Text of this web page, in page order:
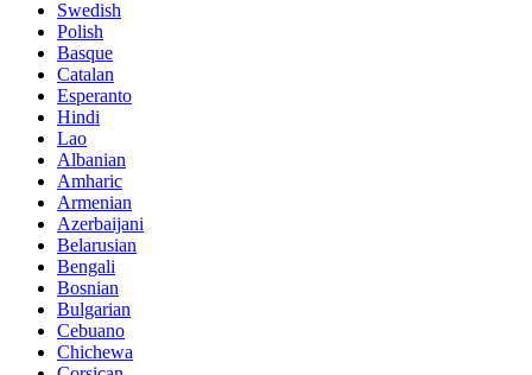
Swedish
Polish
Basque
Catalan
Esperanto
Hindi
Lao
Albanian
Amharic
Armenian
Azerbaijani
Belarusian
Bengali
Bosnian
Bulgarian
Cebuano
Chichewa